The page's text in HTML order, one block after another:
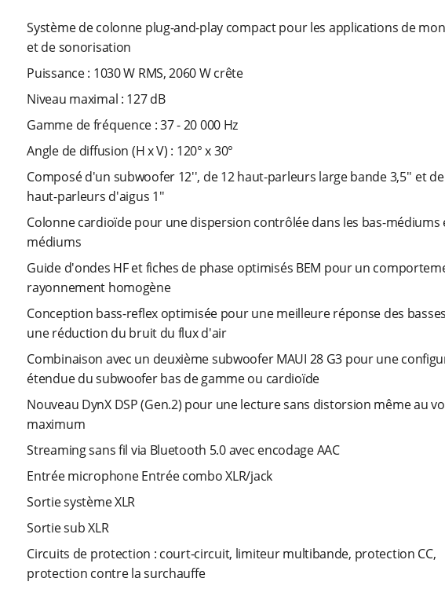
Système de colonne plug-and-play compact pour les applications de
et de sonorisation
Puissance : 1030 W RMS, 2060 W crête
Niveau maximal : 127 dB
Gamme de fréquence : 37 - 20 000 Hz
Angle de diffusion (H x V) : 120° x 30°
Composé d'un subwoofer 12'', de 12 haut-parleurs large bande 3,5'' et
haut-parleurs d'aigus 1''
Colonne cardioïde pour une dispersion contrôlée dans les bas-médiums
médiums
Guide d'ondes HF et fiches de phase optimisés BEM pour un
rayonnement homogène
Conception bass-reflex optimisée pour une meilleure réponse des
une réduction du bruit du flux d'air
Combinaison avec un deuxième subwoofer MAUI 28 G3 pour une
étendue du subwoofer bas de gamme ou cardioïde
Nouveau DynX DSP (Gen.2) pour une lecture sans distorsion même au
maximum
Streaming sans fil via Bluetooth 5.0 avec encodage AAC
Entrée microphone Entrée combo XLR/jack
Sortie système XLR
Sortie sub XLR
Circuits de protection : court-circuit, limiteur multibande, protection CC,
protection contre la surchauffe